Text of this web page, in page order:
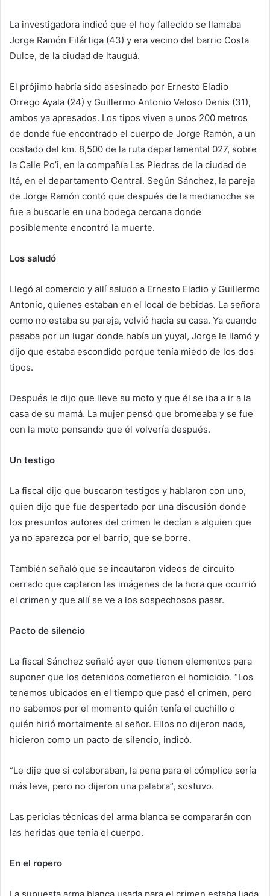
La investigadora indicó que el hoy fallecido se llamaba
Jorge Ramón Filártiga (43) y era vecino del barrio Costa
Dulce, de la ciudad de ltauguá.
El prójimo habría sido asesinado por Ernesto Eladio
Orrego Ayala (24) y Guillermo Antonio Veloso Denis (31),
ambos ya apresados. Los tipos viven a unos 200 metros
de donde fue encontrado el cuerpo de Jorge Ramón, a un
costado del km. 8,500 de la ruta departamental 027, sobre
la Calle Po’i, en la compañía Las Piedras de la ciudad de
Itá, en el departamento Central. Según Sánchez, la pareja
de Jorge Ramón contó que después de la medianoche se
fue a buscarle en una bodega cercana donde
posiblemente encontró la muerte.
Los saludó
Llegó al comercio y allí saludo a Ernesto Eladio y Guillermo
Antonio, quienes estaban en el local de bebidas. La señora
como no estaba su pareja, volvió hacia su casa. Ya cuando
pasaba por un lugar donde había un yuyal, Jorge le llamó y
dijo que estaba escondido porque tenía miedo de los dos
tipos.
Después le dijo que lleve su moto y que él se iba a ir a la
casa de su mamá. La mujer pensó que bromeaba y se fue
con la moto pensando que él volvería después.
Un testigo
La fiscal dijo que buscaron testigos y hablaron con uno,
quien dijo que fue despertado por una discusión donde
los presuntos autores del crimen le decían a alguien que
ya no aparezca por el barrio, que se borre.
También señaló que se incautaron videos de circuito
cerrado que captaron las imágenes de la hora que ocurrió
el crimen y que allí se ve a los sospechosos pasar.
Pacto de silencio
La fiscal Sánchez señaló ayer que tienen elementos para
suponer que los detenidos cometieron el homicidio. “Los
tenemos ubicados en el tiempo que pasó el crimen, pero
no sabemos por el momento quién tenía el cuchillo o
quién hirió mortalmente al señor. Ellos no dijeron nada,
hicieron como un pacto de silencio, indicó.
“Le dije que si colaboraban, la pena para el cómplice sería
más leve, pero no dijeron una palabra”, sostuvo.
Las pericias técnicas del arma blanca se compararán con
las heridas que tenía el cuerpo.
En el ropero